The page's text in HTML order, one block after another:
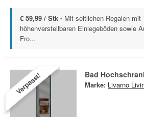
€ 59,99 / Stk - Mit seitlichen Regalen mit
höhenverstellbaren Einlegeböden sowie
Fro...
Verpasst! Bad
Marke: Livarno